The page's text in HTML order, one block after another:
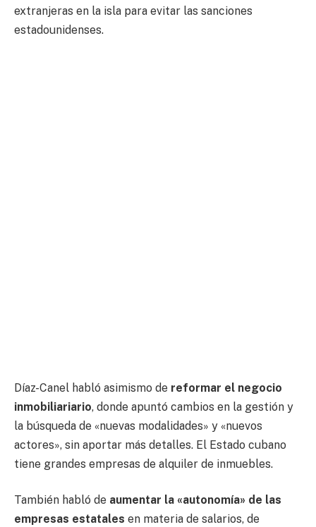
extranjeras en la isla para evitar las sanciones
estadounidenses.
Díaz-Canel habló asimismo de reformar el negocio
inmobiliariario, donde apuntó cambios en la gestión y
la búsqueda de «nuevas modalidades» y «nuevos
actores», sin aportar más detalles. El Estado cubano
tiene grandes empresas de alquiler de inmuebles.
También habló de aumentar la «autonomía» de las
empresas estatales en materia de salarios, de